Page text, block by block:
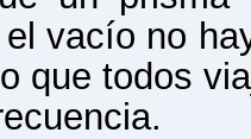
vacío no
que todos